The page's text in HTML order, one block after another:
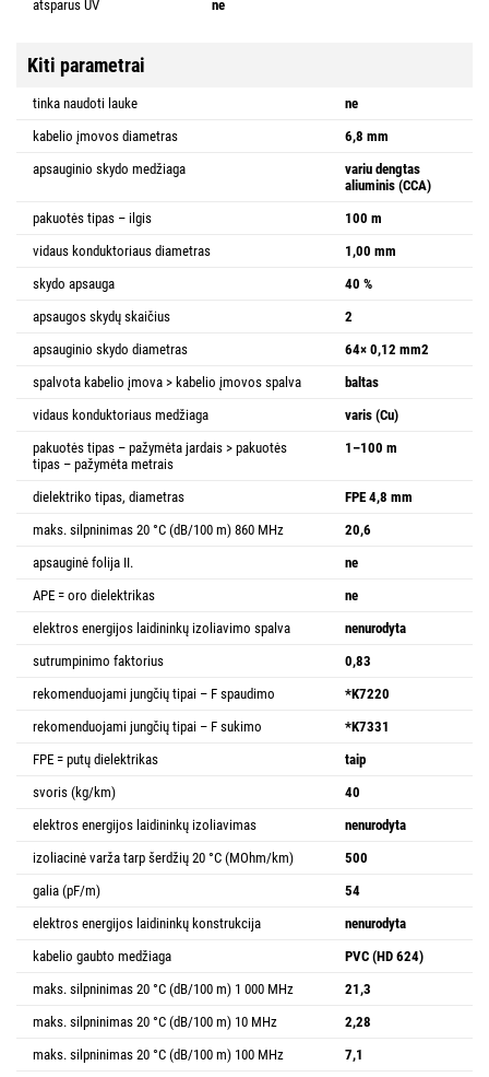
atsparus UV
ne
Kiti parametrai
tinka naudoti lauke
ne
kabelio įmovos diametras
6,8 mm
apsauginio skydo medžiaga
variu dengtas
aliuminis (CCA)
pakuotės tipas – ilgis
100 m
vidaus konduktoriaus diametras
1,00 mm
skydo apsauga
40 %
apsaugos skydų skaičius
2
apsauginio skydo diametras
64× 0,12 mm2
spalvota kabelio įmova > kabelio įmovos spalva
baltas
vidaus konduktoriaus medžiaga
varis (Cu)
pakuotės tipas – pažymėta jardais > pakuotės
tipas – pažymėta metrais
1–100 m
dielektriko tipas, diametras
FPE 4,8 mm
maks. silpninimas 20 °C (dB/100 m) 860 MHz
20,6
apsauginė folija II.
ne
APE = oro dielektrikas
ne
elektros energijos laidininkų izoliavimo spalva
nenurodyta
sutrumpinimo faktorius
0,83
rekomenduojami jungčių tipai – F spaudimo
*K7220
rekomenduojami jungčių tipai – F sukimo
*K7331
FPE = putų dielektrikas
taip
svoris (kg/km)
40
elektros energijos laidininkų izoliavimas
nenurodyta
izoliacinė varža tarp šerdžių 20 °C (MOhm/km)
500
galia (pF/m)
54
elektros energijos laidininkų konstrukcija
nenurodyta
kabelio gaubto medžiaga
PVC (HD 624)
maks. silpninimas 20 °C (dB/100 m) 1 000 MHz
21,3
maks. silpninimas 20 °C (dB/100 m) 10 MHz
2,28
maks. silpninimas 20 °C (dB/100 m) 100 MHz
7,1